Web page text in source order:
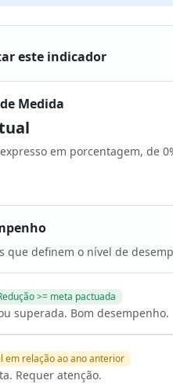
este indicador
Medida
em porcentagem, de
que definem o nível de
>= meta pactuada
superada. Bom desempenho.
em relação ao ano anterior
Requer atenção.